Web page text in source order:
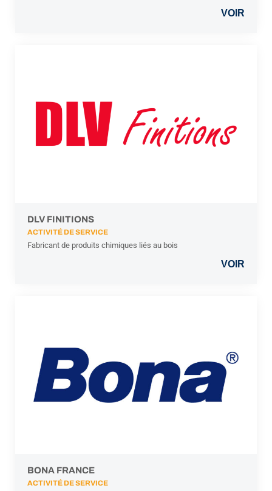
VOIR
DLV FINITIONS
ACTIVITÉ DE SERVICE
Fabricant de produits chimiques liés au bois
VOIR
BONA FRANCE
ACTIVITÉ DE SERVICE